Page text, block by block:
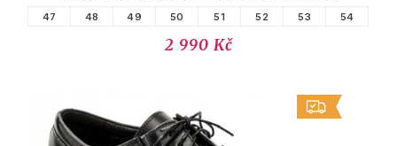
47 48 49 50 51 52 53 54
2 990 Kč